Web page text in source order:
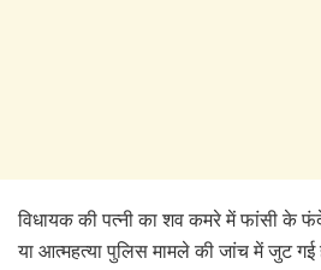
विधायक की पत्नी का शव कमरे में फांसी के
या आत्महत्या पुलिस मामले की जांच में जुट